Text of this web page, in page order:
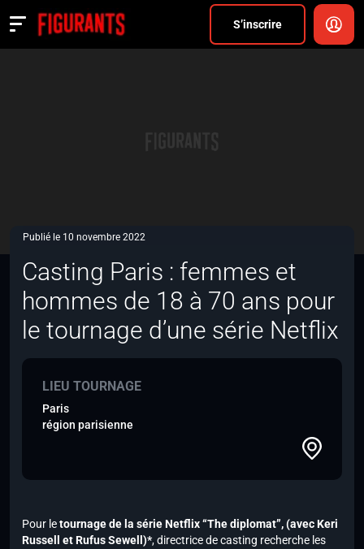
S’inscrire
Actualités
Publié le 10 novembre 2022
Casting Paris : femmes et
hommes de 18 à 70 ans pour
le tournage d’une série Netflix
LIEU TOURNAGE
Paris
région parisienne
Pour letournage de la sérieNetflix“The diplomat”,(avec Keri
Russell et Rufus Sewell)*, directrice de casting recherche les